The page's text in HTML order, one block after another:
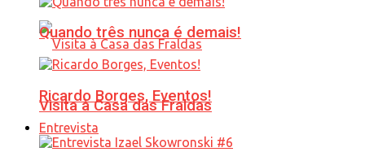
Visita à Casa das Fraldas
Quando três nunca é demais!
Ricardo Borges, Eventos!
Entrevista